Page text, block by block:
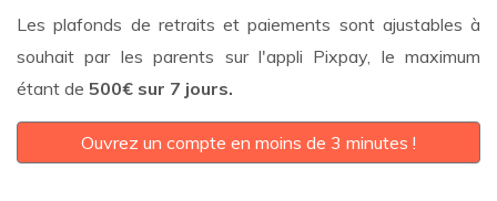
Les plafonds de retraits et paiements sont ajustables à
souhait par les parents sur l'appli Pixpay, le maximum
étant de 500€ sur 7 jours.
Ouvrez un compte en moins de 3 minutes !